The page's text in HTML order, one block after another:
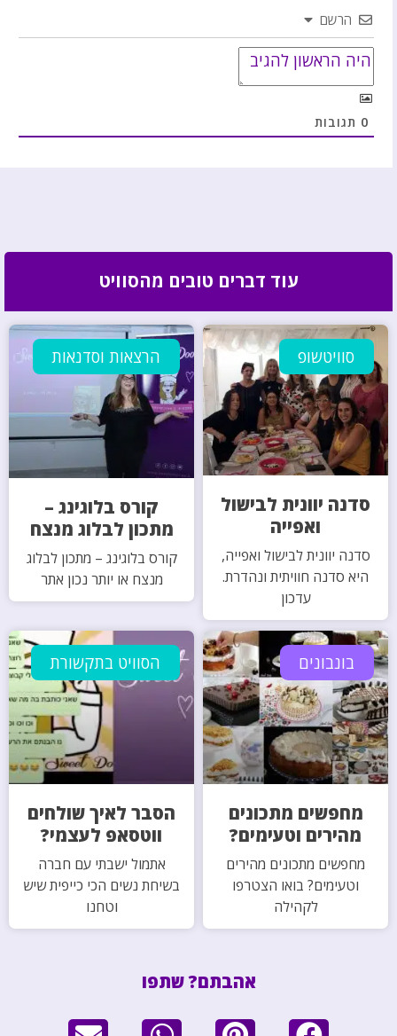
הרשם
0 תגובות
עוד דברים טובים מהסוויט
סוויטשופ
סדנה יוונית לבישול
ואפייה
סדנה יוונית לבישול ואפייה,
היא סדנה חוויתית ונהדרת.
עדכון
הרצאות וסדנאות
קורס בלוגינג –
מתכון לבלוג מנצח
קורס בלוגינג – מתכון לבלוג
מנצח או יותר נכון אתר
בונבונים
מחפשים מתכונים
מהירים וטעימים?
מחפשים מתכונים מהירים
וטעימים? בואו הצטרפו
לקהילה
הסוויט בתקשורת
הסבר לאיך שולחים
ווטסאפ לעצמי?
אתמול ישבתי עם חברה
בשיחת נשים הכי כייפית שיש
וטחנו
אהבתם? שתפו